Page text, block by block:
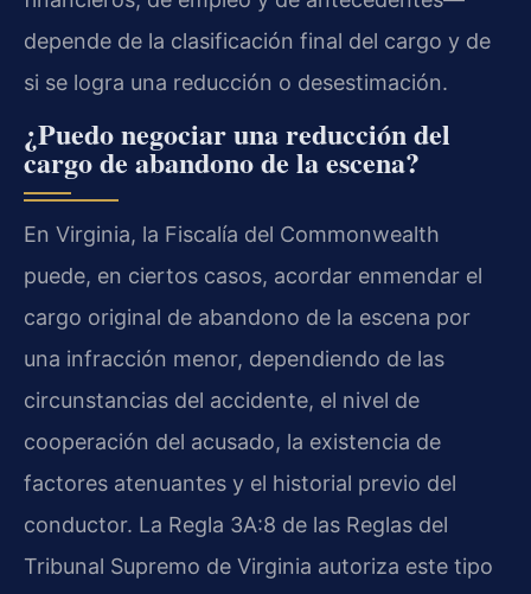
depende de la clasificación final del cargo y de
si se logra una reducción o desestimación.
¿Puedo negociar una reducción del
cargo de abandono de la escena?
En Virginia, la Fiscalía del Commonwealth
puede, en ciertos casos, acordar enmendar el
cargo original de abandono de la escena por
una infracción menor, dependiendo de las
circunstancias del accidente, el nivel de
cooperación del acusado, la existencia de
factores atenuantes y el historial previo del
conductor. La Regla 3A:8 de las Reglas del
Tribunal Supremo de Virginia autoriza este tipo